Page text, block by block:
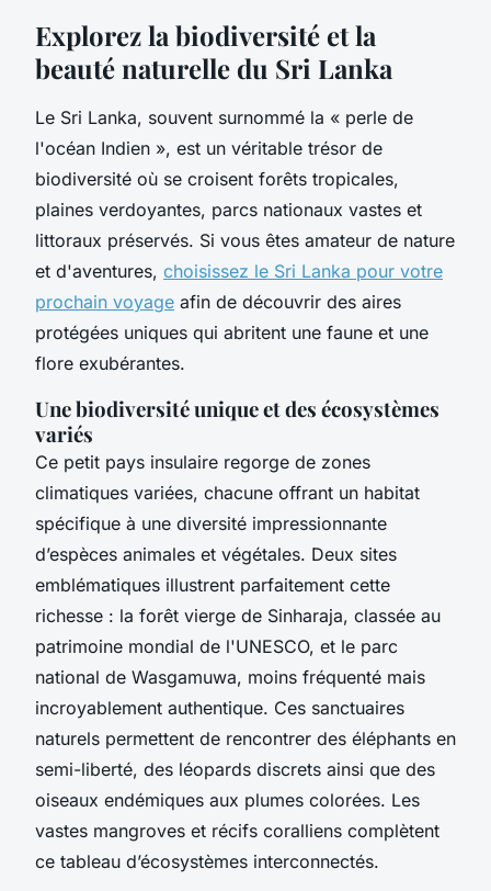
Explorez la biodiversité et la
beauté naturelle du Sri Lanka
Le Sri Lanka, souvent surnommé la « perle de
l'océan Indien », est un véritable trésor de
biodiversité où se croisent forêts tropicales,
plaines verdoyantes, parcs nationaux vastes et
littoraux préservés. Si vous êtes amateur de nature
et d'aventures, choisissez le Sri Lanka pour votre
prochain voyage afin de découvrir des aires
protégées uniques qui abritent une faune et une
flore exubérantes.
Une biodiversité unique et des écosystèmes
variés
Ce petit pays insulaire regorge de zones
climatiques variées, chacune offrant un habitat
spécifique à une diversité impressionnante
d’espèces animales et végétales. Deux sites
emblématiques illustrent parfaitement cette
richesse : la forêt vierge de Sinharaja, classée au
patrimoine mondial de l'UNESCO, et le parc
national de Wasgamuwa, moins fréquenté mais
incroyablement authentique. Ces sanctuaires
naturels permettent de rencontrer des éléphants en
semi-liberté, des léopards discrets ainsi que des
oiseaux endémiques aux plumes colorées. Les
vastes mangroves et récifs coralliens complètent
ce tableau d’écosystèmes interconnectés.